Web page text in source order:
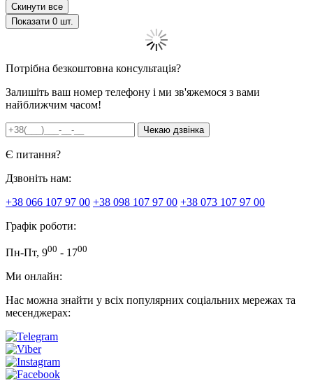
Скинути все
Показати 0 шт.
Потрібна безкоштовна консультація?
Залишіть ваш номер телефону і ми зв'яжемося з вами
найближчим часом!
Є питання?
Дзвоніть нам:
+38 066 107 97 00 +38 098 107 97 00 +38 073 107 97 00
Графік роботи:
Пн-Пт, 900 - 1700
Ми онлайн:
Нас можна знайти у всіх популярних соціальних мережах та
месенджерах: